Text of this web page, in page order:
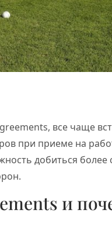
все чаще
при приеме на
добиться более
и